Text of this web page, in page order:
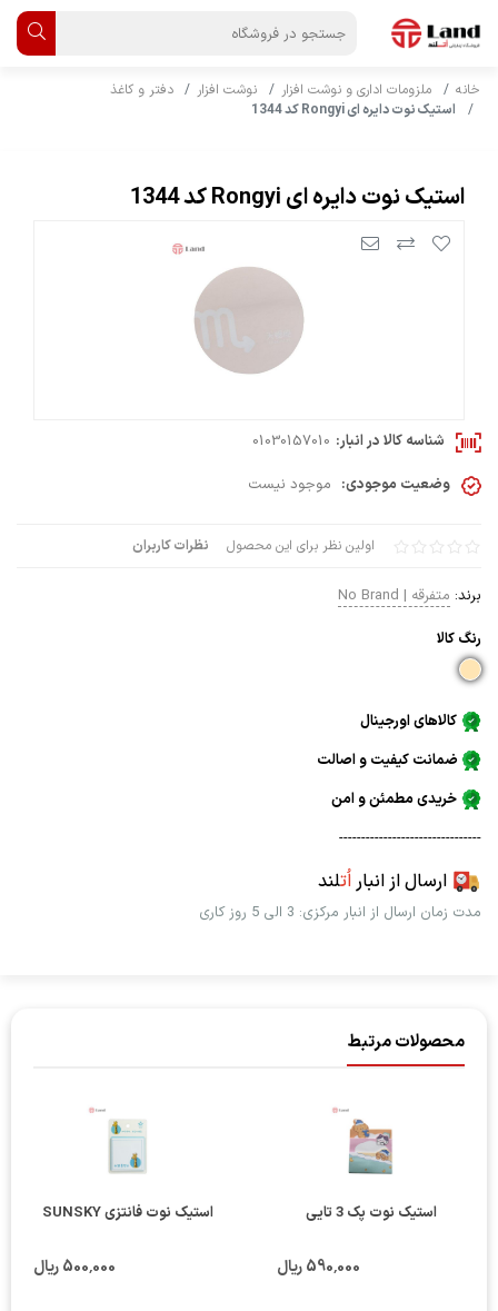
خانه ملزومات اداری و نوشت افزار نوشت افزار
دفتر و کاغذ
استیک نوت دایره ای Rongyi کد 1344
استیک نوت دایره ای Rongyi کد 1344
اولین نظر برای این محصول نظرات کاربران
برند: متفرقه | No Brand
رنگ كالا
کالاهای اورجینال
ضمانت کیفیت و اصالت
خریدی مطمئن و امن
--------------------------------
ارسال از انباراُتلند
مدت زمان ارسال از انبار مرکزی: 3 الی 5 روز کاری
شناسه کالا در انبار: 01030157010
وضعیت موجودی: موجود نیست
محصولات مرتبط
استیک نوت پک 3 تایی
590٬000 ریال
استیک نوت فانتزی SUNSKY
500٬000 ریال